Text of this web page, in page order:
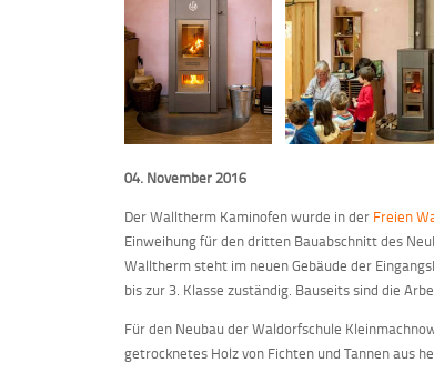
04. November 2016
Der Walltherm Kaminofen wurde in der Freien
Einweihung für den dritten Bauabschnitt des
Walltherm steht im neuen Gebäude der
bis zur 3. Klasse zuständig. Bauseits sind die
Für den Neubau der Waldorfschule
getrocknetes Holz von Fichten und Tannen aus